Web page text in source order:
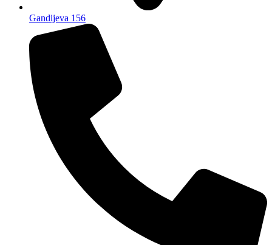
Gandijeva 156